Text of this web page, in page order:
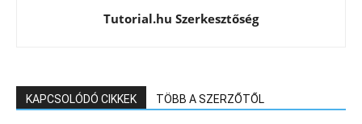
Tutorial.hu Szerkesztőség
KAPCSOLÓDÓ CIKKEK TÖBB A SZERZŐTŐL